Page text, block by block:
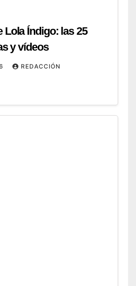
Lola Índigo: las 25
y vídeos
REDACCIÓN